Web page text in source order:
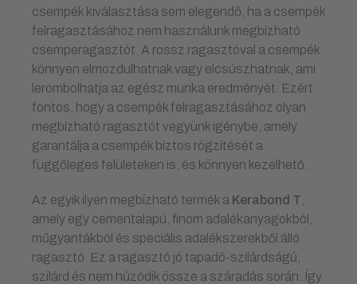
csempék kiválasztása sem elegendő, ha a csempék
felragasztásához nem használunk megbízható
csemperagasztót. A rossz ragasztóval a csempék
könnyen elmozdulhatnak vagy elcsúszhatnak, ami
lerombolhatja az egész munka eredményét. Ezért
fontos, hogy a csempék felragasztásához olyan
megbízható ragasztót vegyünk igénybe, amely
garantálja a csempék biztos rögzítését a
függőleges felületeken is, és könnyen kezelhető.
Az egyik ilyen megbízható termék a Kerabond T
amely egy cementalapú, finom adalékanyagokból,
műgyantákból és speciális adalékszerekből álló
ragasztó. Ez a ragasztó jó tapadó-szilárdságú,
szilárd és nem húzódik össze a száradás során. Így